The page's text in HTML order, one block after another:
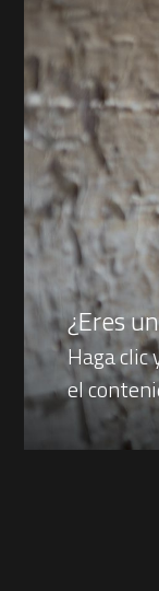
¿Eres
Haga
el